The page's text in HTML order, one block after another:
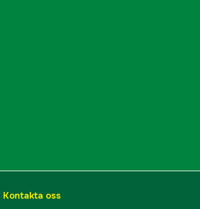
Kontakta oss